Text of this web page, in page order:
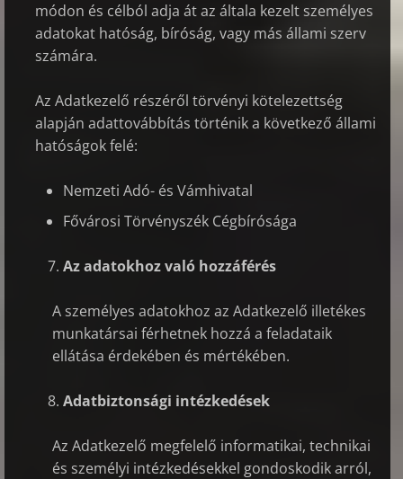
módon és célból adja át az általa kezelt személyes
adatokat hatóság, bíróság, vagy más állami szerv
számára.
Az Adatkezelő részéről törvényi kötelezettség
alapján adattovábbítás történik a következő állami
hatóságok felé:
Nemzeti Adó- és Vámhivatal
Fővárosi Törvényszék Cégbírósága
Az adatokhoz való hozzáférés
A személyes adatokhoz az Adatkezelő illetékes
munkatársai férhetnek hozzá a feladataik
ellátása érdekében és mértékében.
Adatbiztonsági intézkedések
Az Adatkezelő megfelelő informatikai, technikai
és személyi intézkedésekkel gondoskodik arról,